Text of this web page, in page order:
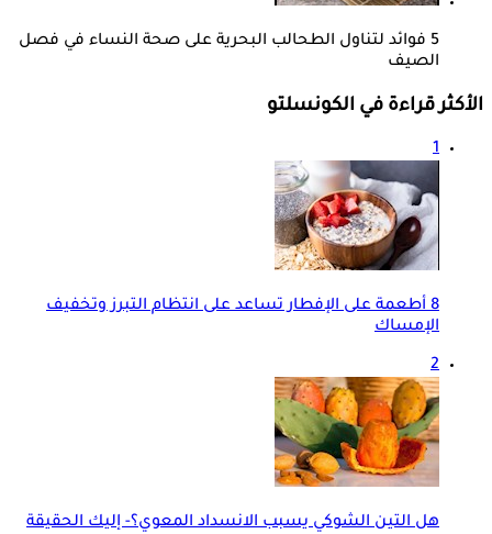
5 فوائد لتناول الطحالب البحرية على صحة النساء في فصل
الصيف
الأكثر قراءة في الكونسلتو
1
8 أطعمة على الإفطار تساعد على انتظام التبرز وتخفيف
الإمساك
2
هل التين الشوكي يسبب الانسداد المعوي؟- إليك الحقيقة